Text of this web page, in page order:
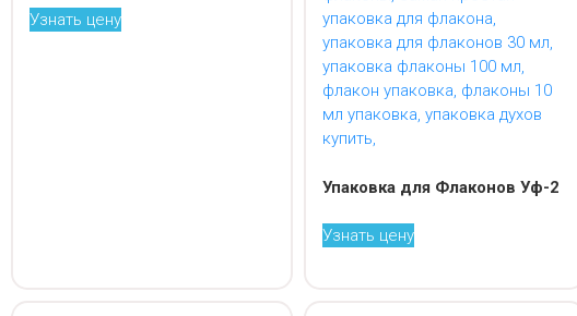
Узнать цену
Упаковка для Флаконов Уф-2
Узнать цену